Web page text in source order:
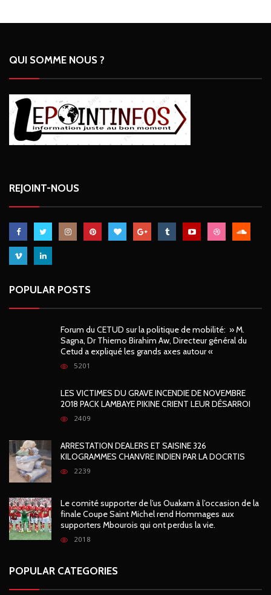
QUI SOMME NOUS ?
REJOINT-NOUS
POPULAR POSTS
Forum du CETUD sur la politique de mobilité: » M.
Sagna, Dr Thierno Birahim Aw, Directeur général du
Cetud a expliqué les grands axes autour «
5201
LES VICTIMES DU GRAVE INCENDIE DE NOVEMBRE
2018 PACK LAMBAYE PIKINE CRIENT LEUR DÉSARROI
2409
ARRESTATION DEALERS ET SAISINE 326
KILOGRAMMES CHANVRE INDIEN PAR LA DOCRTIS
2239
Le comité supporter de l’us Ouakam à l’occasion de la
finale Coupe Saint Michel rend Hommages aux
supporters Mbourois qui ont perdus la vie.
2018
POPULAR CATEGORIES